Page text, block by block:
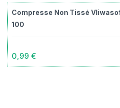
Compresse Non Tissé
100
0,99 €